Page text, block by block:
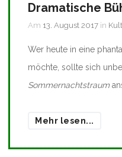
Dramatische
Am 13. August 2017 in
Wer heute in eine
möchte, sollte sich
Sommernachtstraum
Mehr lesen...